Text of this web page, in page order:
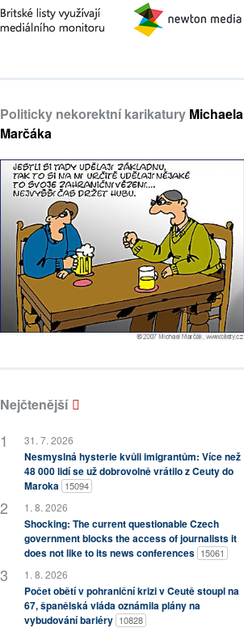
Politicky nekorektní karikatury Michaela
Marčáka
Nejčtenější
31. 7. 2026
Nesmyslná hysterie kvůli imigrantům: Více než
48 000 lidí se už dobrovolně vrátilo z Ceuty do
Maroka 15094
1. 8. 2026
Shocking: The current questionable Czech
government blocks the access of journalists it
does not like to its news conferences 15061
1. 8. 2026
Počet obětí v pohraniční krizi v Ceutě stoupl na
67, španělská vláda oznámila plány na
vybudování bariéry 10828